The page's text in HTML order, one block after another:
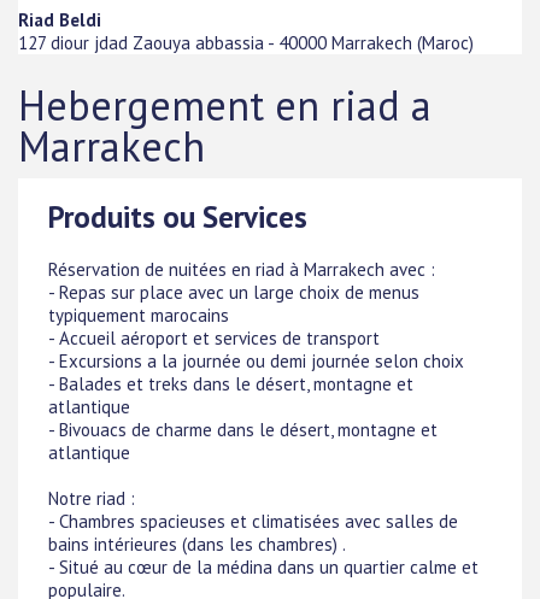
Riad Beldi
127 diour jdad Zaouya abbassia - 40000 Marrakech (Maroc)
Hebergement en riad a
Marrakech
Produits ou Services
Réservation de nuitées en riad à Marrakech avec :
- Repas sur place avec un large choix de menus
typiquement marocains
- Accueil aéroport et services de transport
- Excursions a la journée ou demi journée selon choix
- Balades et treks dans le désert, montagne et
atlantique
- Bivouacs de charme dans le désert, montagne et
atlantique
Notre riad :
- Chambres spacieuses et climatisées avec salles de
bains intérieures (dans les chambres) .
- Situé au cœur de la médina dans un quartier calme et
populaire.